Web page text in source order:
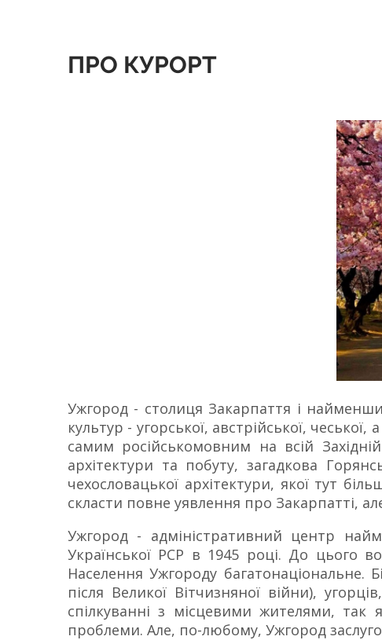
ПРО КУРОРТ
Ужгород - столиця Закарпаття і
культур - угорської, австрійської,
самим російськомовним на всій
архітектури та побуту, загадкова
чехословацької архітектури, якої тут
скласти повне уявлення про Закарпатті,
Ужгород - адміністративний центр
Української РСР в 1945 році. До цього
Населення Ужгороду багатонаціональне.
після Великої Вітчизняної війни),
спілкуванні з місцевими жителями,
проблеми. Але, по-любому, Ужгород